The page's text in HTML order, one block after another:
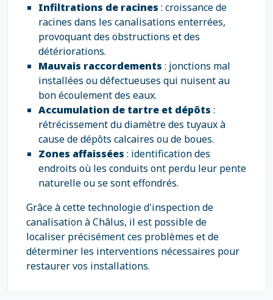
Infiltrations de racines : croissance de
racines dans les canalisations enterrées,
provoquant des obstructions et des
détériorations.
Mauvais raccordements : jonctions mal
installées ou défectueuses qui nuisent au
bon écoulement des eaux.
Accumulation de tartre et dépôts :
rétrécissement du diamètre des tuyaux à
cause de dépôts calcaires ou de boues.
Zones affaissées : identification des
endroits où les conduits ont perdu leur pente
naturelle ou se sont effondrés.
Grâce à cette technologie d'inspection de
canalisation à Châlus, il est possible de
localiser précisément ces problèmes et de
déterminer les interventions nécessaires pour
restaurer vos installations.